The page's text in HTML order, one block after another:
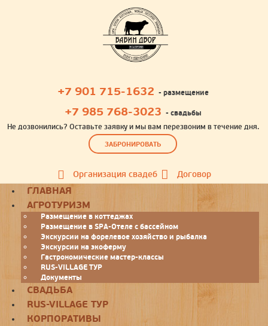
+7 901 715-1632 - размещение
+7 985 768-3023 - свадьбы
Не дозвонились? Оставьте заявку и мы вам перезвоним в течение дня.
ЗАБРОНИРОВАТЬ
Организация свадеб Договор
Toggle
ГЛАВНАЯ
АГРОТУРИЗМ
Размещение в коттеджах
Размещение в SPA-Отеле с бассейном
Экскурсии на форелевое хозяйство и рыбалка
Экскурсии на экоферму
Гастрономические мастер-классы
RUS-VILLAGE ТУР
Документы
СВАДЬБА
RUS-VILLAGE ТУР
КОРПОРАТИВЫ